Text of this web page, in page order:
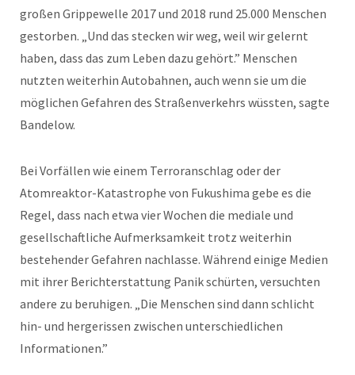
großen Grippewelle 2017 und 2018 rund 25.000 Menschen
gestorben. „Und das stecken wir weg, weil wir gelernt
haben, dass das zum Leben dazu gehört.” Menschen
nutzten weiterhin Autobahnen, auch wenn sie um die
möglichen Gefahren des Straßenverkehrs wüssten, sagte
Bandelow.
Bei Vorfällen wie einem Terroranschlag oder der
Atomreaktor-Katastrophe von Fukushima gebe es die
Regel, dass nach etwa vier Wochen die mediale und
gesellschaftliche Aufmerksamkeit trotz weiterhin
bestehender Gefahren nachlasse. Während einige Medien
mit ihrer Berichterstattung Panik schürten, versuchten
andere zu beruhigen. „Die Menschen sind dann schlicht
hin- und hergerissen zwischen unterschiedlichen
Informationen.”